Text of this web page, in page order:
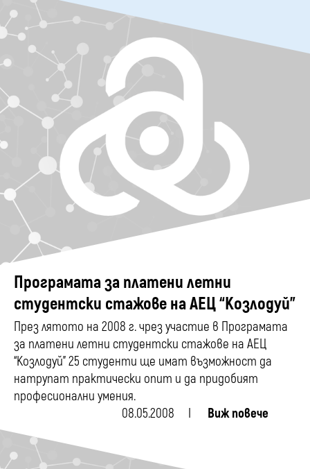
Програмата за платени летни
студентски стажове на АЕЦ “Козлодуй”
През лятото на 2008 г. чрез участие в Програмата
за платени летни студентски стажове на АЕЦ
“Козлодуй” 25 студенти ще имат възможност да
натрупат практически опит и да придобият
професионални умения.
08.05.2008
Виж повече